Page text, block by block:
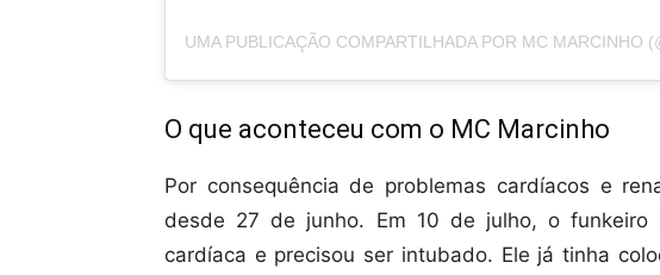
O que aconteceu com o MC Marcinho
Por consequência de problemas cardíacos e
desde 27 de junho. Em 10 de julho, o funkeiro
cardíaca e precisou ser intubado. Ele já tinha